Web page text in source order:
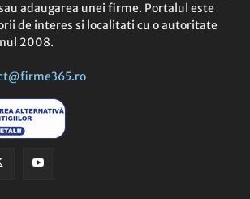
adaugarea unei firme. Portalul este
de interes si localitati cu o autoritate
2008.